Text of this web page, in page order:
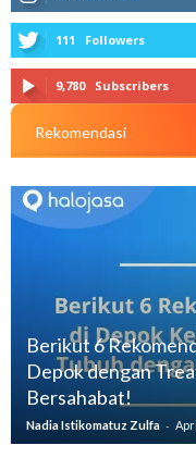
111 Followers
9,780 Subscribers
Rekomendasi
Berikut 6
Depok dengan
Bersahabat!
Nadia Istikomatuz Zulfa -